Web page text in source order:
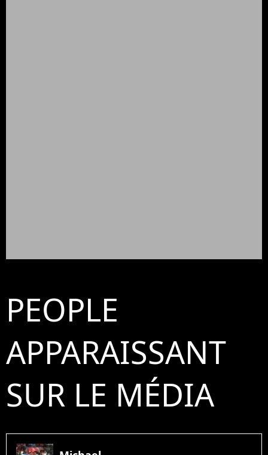
PEOPLE
APPARAISSANT
SUR LE MÉDIA